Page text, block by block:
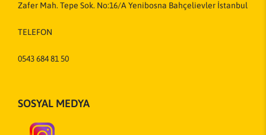
Zafer Mah. Tepe Sok. No:16/A Yenibosna Bahçelievler İstanbul
TELEFON
0543 684 81 50
SOSYAL MEDYA